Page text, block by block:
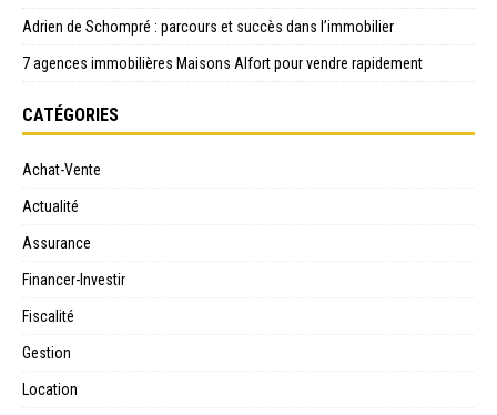
Adrien de Schompré : parcours et succès dans l’immobilier
7 agences immobilières Maisons Alfort pour vendre rapidement
CATÉGORIES
Achat-Vente
Actualité
Assurance
Financer-Investir
Fiscalité
Gestion
Location